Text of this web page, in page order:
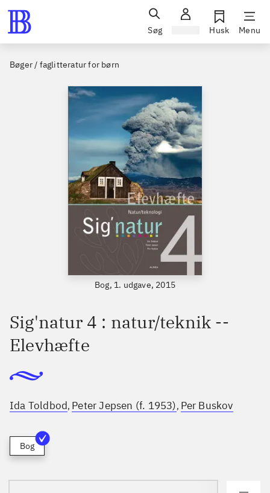
Søg Husk Menu
Bøger / faglitteratur for børn
Bog, 1. udgave, 2015
Sig'natur 4 : natur/teknik --
Elevhæfte
Ida Toldbod, Peter Jepsen (f. 1953), Per Buskov
Bog